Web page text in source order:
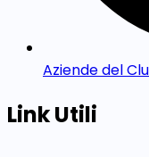
Aziende del
Link Utili